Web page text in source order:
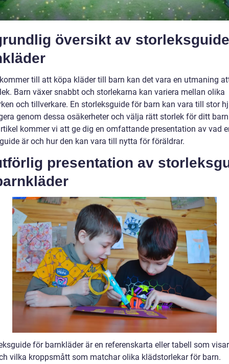
översikt av
till att köpa kläder till barn kan det vara en utmaning
Barn växer snabbt och storlekarna kan variera mellan olika
och tillverkare. En storleksguide för barn kan vara till stor
genom dessa osäkerheter och välja rätt storlek för ditt
kommer vi att ge dig en omfattande presentation av vad
är och hur den kan vara till nytta för föräldrar.
presentation av
för barnkläder är en referenskarta eller tabell som
vilka kroppsmått som matchar olika klädstorlekar för barn.